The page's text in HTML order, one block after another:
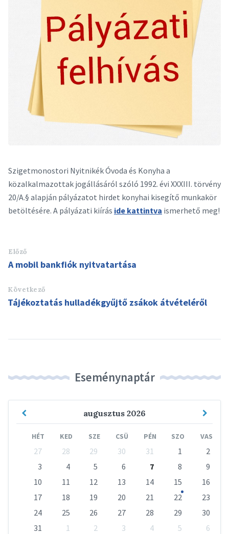
Szigetmonostori Nyitnikék Óvoda és Konyha a
közalkalmazottak jogállásáról szóló 1992. évi XXXIII. törvény
20/A.§ alapján pályázatot hirdet konyhai kisegítő munkakör
betöltésére. A pályázati kiírás ide kattintva ismerhető meg!
Előző
A mobil bankfiók nyitvatartása
Következő
Tájékoztatás hulladékgyűjtő zsákok átvételéről
Eseménynaptár
augusztus 2026
Previous
HÉT KED SZE CSÜ PÉN SZO VAS
calendar
27 28 29 30 31 1
2
3
4 5 6 7 8
9
10
11 12 13 14 15
16
17
18 19 20 21 22
23
24
25 26 27 28 29
30
31
1 2 3 4 5
6